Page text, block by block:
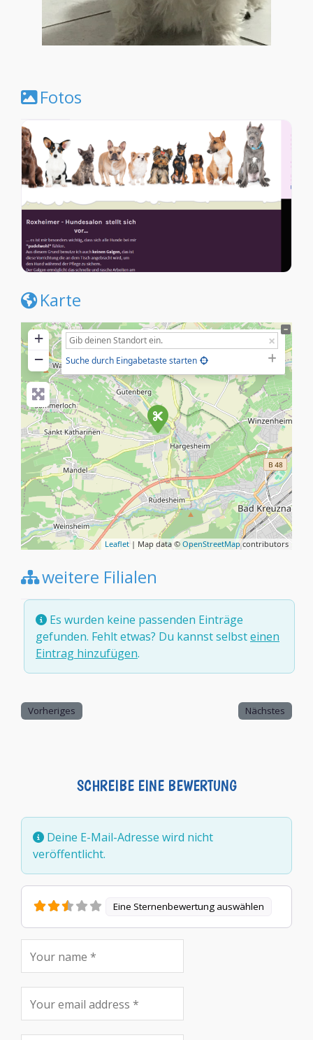
Fotos
Karte
+
−
Suche durch Eingabetaste starten
Leaflet | Map data © OpenStreetMapcontributors
weitere Filialen
Es wurden keine passenden Einträge
gefunden. Fehlt etwas? Du kannst selbsteinen
Eintrag hinzufügen.
Vorheriges Nächstes
SCHREIBE EINE BEWERTUNG
Deine E-Mail-Adresse wird nicht
veröffentlicht.
Eine Sternenbewertung auswählen